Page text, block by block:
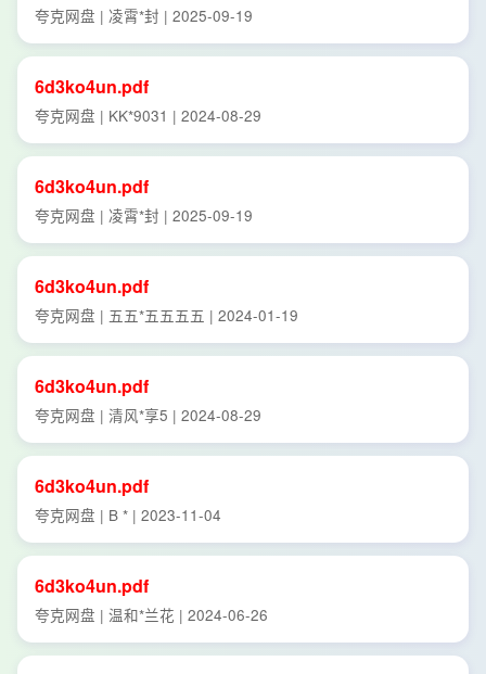
夸克网盘 | 凌霄*封 | 2025-09-19
6d3ko4un.pdf
夸克网盘 | KK*9031 | 2024-08-29
6d3ko4un.pdf
夸克网盘 | 凌霄*封 | 2025-09-19
6d3ko4un.pdf
夸克网盘 | 五五*五五五五 | 2024-01-19
6d3ko4un.pdf
夸克网盘 | 清风*享5 | 2024-08-29
6d3ko4un.pdf
夸克网盘 | B * | 2023-11-04
6d3ko4un.pdf
夸克网盘 | 温和*兰花 | 2024-06-26